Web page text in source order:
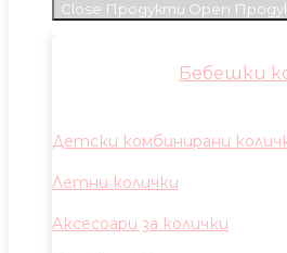
Close Продукти Open
Бебешки
Детски комбинирани
Летни колички
Аксесоари за колички